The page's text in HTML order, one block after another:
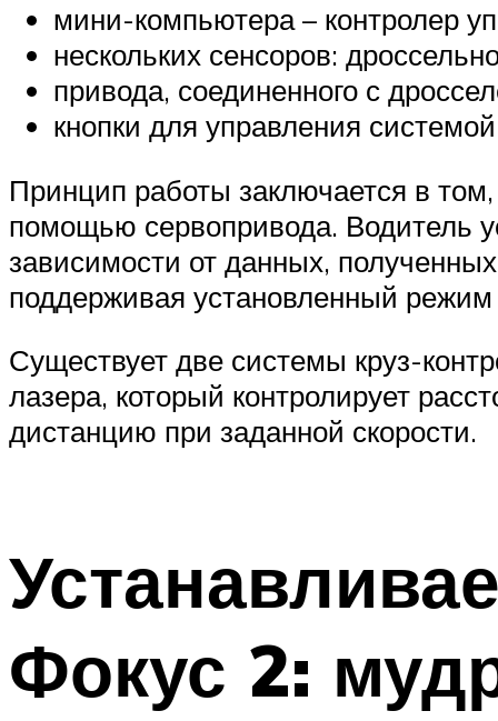
мини-компьютера – контролер
нескольких сенсоров:
привода, соединенного с
кнопки для управления
Принцип работы заключается в
помощью сервопривода. Водитель
зависимости от данных,
поддерживая установленный
Существует две системы круз-
лазера, который контролирует
дистанцию при заданной скорости.
Фокус 2: